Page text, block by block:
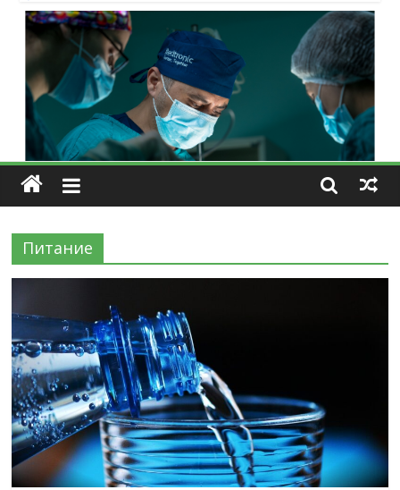
Питание